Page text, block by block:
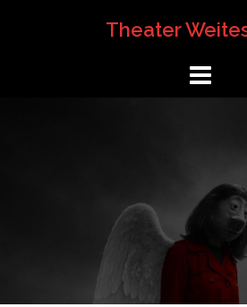
Theater